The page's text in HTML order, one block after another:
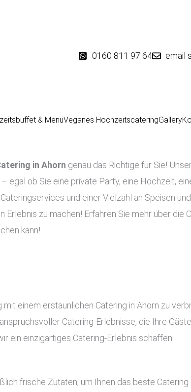
0160 811 97 64
email
& MenüVeganes HochzeitscateringGallery
in Ahorn genau das Richtige für Sie!
egal ob Sie eine private Party, eine Hochzeit,
und einer Vielzahl an Speisen
Erlebnis zu machen! Erfahren Sie mehr über die
kann!
einem erstaunlichen Catering in Ahorn zu
Catering-Erlebnisse, die Ihre
ein einzigartiges Catering-Erlebnis schaffen.
frische Zutaten, um Ihnen das beste Catering